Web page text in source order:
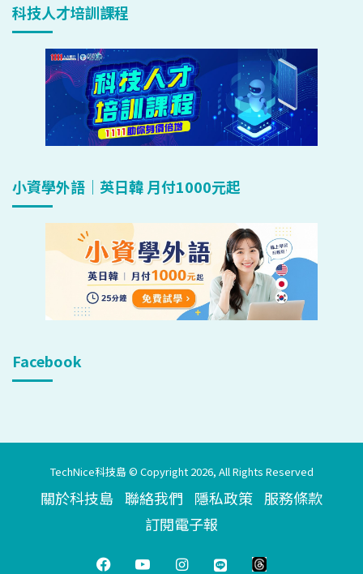
科技人才培訓課程
小資學外語｜英日韓 月付1000元起
Facebook
TechNice科技島 © Copyright 2026, All Rights Reserved
關於科技島 聯絡我們 隱私政策 服務條款
訂閱電子報